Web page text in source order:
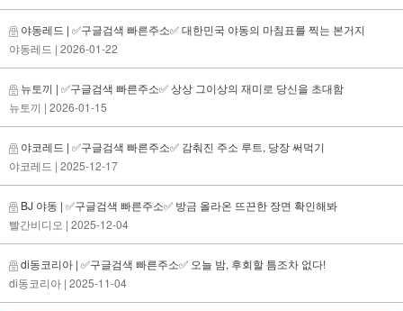
야동레드 | ✅구글검색 빠른주소✅ 대한민국 야동의 마침표를 찍는 본거지
야동레드 | 2026-01-22
뉴토끼 | ✅구글검색 빠른주소✅ 상상 그이상의 재미로 당신을 초대함
뉴토끼 | 2026-01-15
야코레드 | ✅구글검색 빠른주소✅ 감춰진 주소 루트, 당장 써먹기
야코레드 | 2025-12-17
BJ 야동 | ✅구글검색 빠른주소✅ 방금 올라온 뜨끈한 장면 확인해봐
빨간비디오 | 2025-12-04
di동코리아 | ✅구글검색 빠른주소✅ 오늘 밤, 후회할 틈조차 없다!
di동코리아 | 2025-11-04